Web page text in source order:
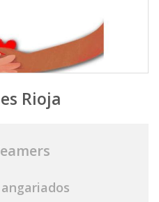
Rioja
angariados